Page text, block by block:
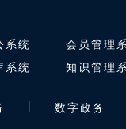
系统
会员管理
系统
知识管理
数字政务